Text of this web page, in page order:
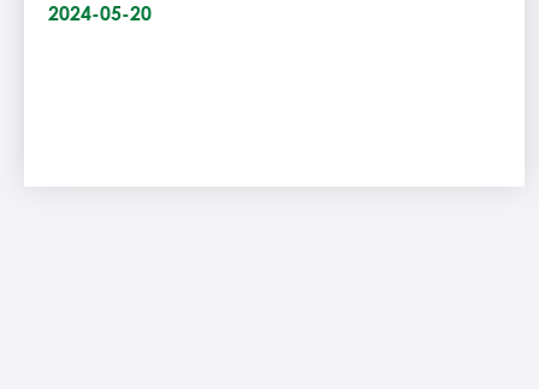
2024-05-20